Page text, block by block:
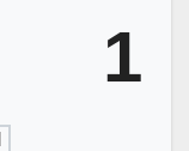
1